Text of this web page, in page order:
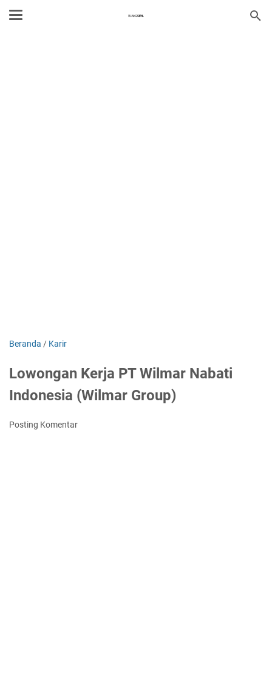
Beranda / Karir
Lowongan Kerja PT Wilmar Nabati
Indonesia (Wilmar Group)
Posting Komentar